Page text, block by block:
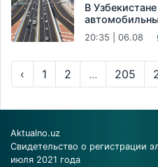
В
20:35 | 06.08
‹ 1 2 ... 205
Aktualno.uz
Свидетельство о регистрации
июля 2021 года